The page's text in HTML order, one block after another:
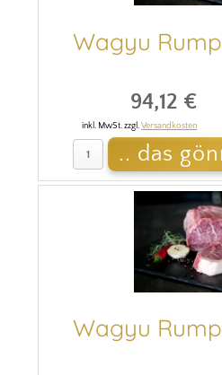
Wagyu
94,12 €
inkl. MwSt. zzgl.Versandkosten
Wagyu